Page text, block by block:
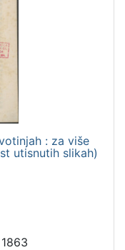
: za više
utisnutih slikah)